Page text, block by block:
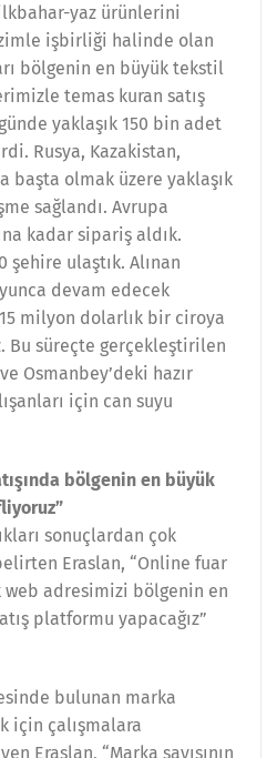
yaz ürünlerini
işbirliği halinde olan
bölgenin en büyük tekstil
temas kuran satış
yaklaşık 150 bin adet
Rusya, Kazakistan,
başta olmak üzere yaklaşık
sağlandı. Avrupa
kadar sipariş aldık.
şehire ulaştık. Alınan
devam edecek
milyon dolarlık bir ciroya
Bu süreçte gerçekleştirilen
Osmanbey’deki hazır
için can suyu
bölgenin en büyük
sonuçlardan çok
Eraslan, “Online fuar
web adresimizi bölgenin en
platformu yapacağız”
bulunan marka
için çalışmalara
Eraslan, “Marka sayısının